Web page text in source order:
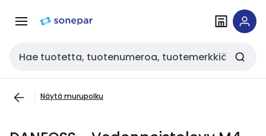
navigointiinsisältöön
Haku
Näytä murupolku